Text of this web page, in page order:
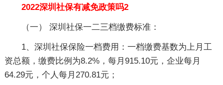
2022深圳社保有减免政策吗2
（一） 深圳社保一二三档缴费标准：
1、深圳社保保险一档费用：一档缴费基数为上月工
资总额，缴费比例为8.2%，每月915.10元，企业每月
64.29元，个人每月270.81元；